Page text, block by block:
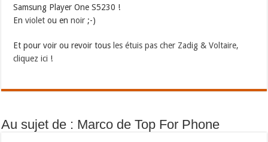
Samsung Player One S5230 !
Enviolet ou ennoir ;-)
Et pour voir ou revoir tous les étuis pas cher Zadig & Voltaire,
cliquez ici !
Au sujet de : Marco de Top For Phone